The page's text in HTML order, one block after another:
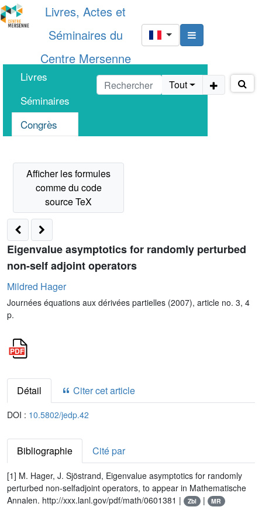
Livres, Actes et
Séminaires du
Centre Mersenne
Livres
Séminaires
Congrès
Tout
Eigenvalue asymptotics for randomly perturbed
non-self adjoint operators
Mildred Hager
Journées équations aux dérivées partielles (2007), article no. 3, 4
p.
Détail Citer cet article
DOI : 10.5802/jedp.42
Bibliographie Cité par
[1] M. Hager, J. Sjöstrand, Eigenvalue asymptotics for randomly
perturbed non-selfadjoint operators, to appear in Mathematische
Annalen. http://xxx.lanl.gov/pdf/math/0601381 |
Zbl | MR